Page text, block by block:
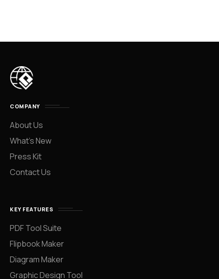
COMPANY
About Us
What’s New
Press Kit
Contact Us
KEY FEATURES
PDF Tool Suite
Flipbook Maker
Diagram Maker
Graphic Design Tool